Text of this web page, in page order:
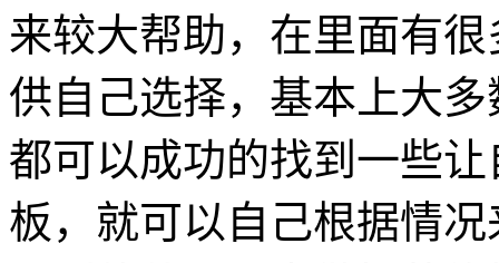
来较大帮助，在里面有
供自己选择，基本上大
都可以成功的找到一些
板，就可以自己根据情